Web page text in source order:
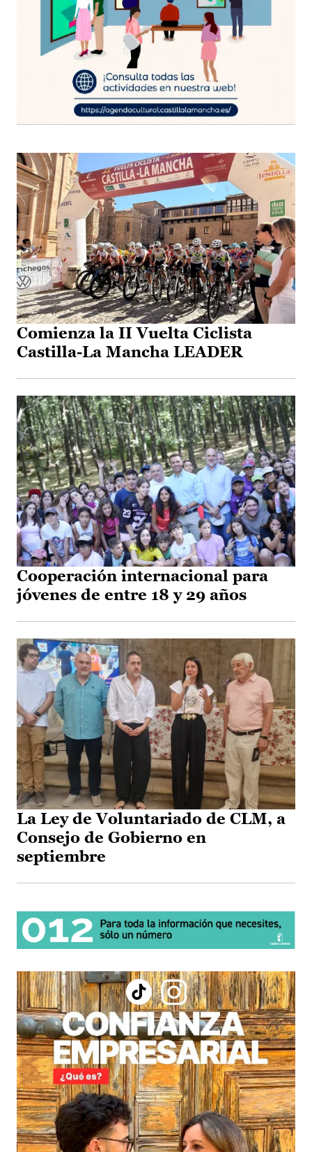
Comienza la II Vuelta Ciclista
Castilla-La Mancha LEADER
Cooperación internacional para
jóvenes de entre 18 y 29 años
La Ley de Voluntariado de CLM, a
Consejo de Gobierno en
septiembre